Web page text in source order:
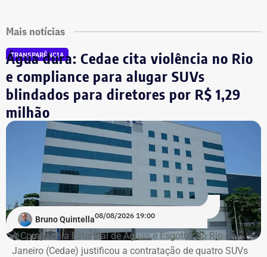
Mais notícias
TRANSPARÊNCIA
Água dura: Cedae cita violência no Rio
e compliance para alugar SUVs
blindados para diretores por R$ 1,29
milhão
Bruno Quintella08/08/2026 19:00
A Companhia Estadual de Águas e Esgotos do Rio de
Janeiro (Cedae) justificou a contratação de quatro SUVs